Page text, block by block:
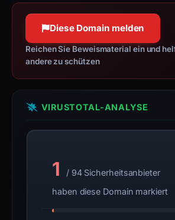
may
changed
This
report
bound
not
Diese Domain melden
Reichen Sie Beweismaterial ein und
andere zu schützen
VIRUSTOTAL-ANALYSE
1
/ 94 Sicherheitsanbieter
haben diese Domain markiert